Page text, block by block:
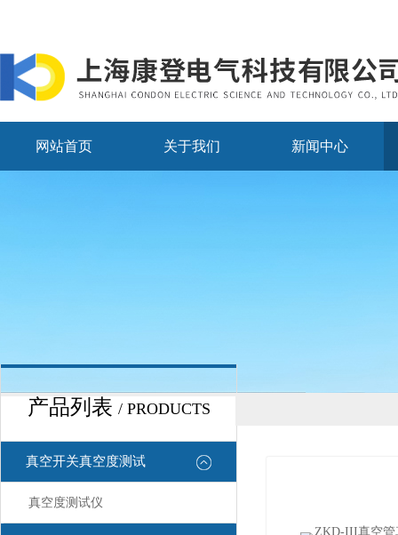
网站首页 关于我们 新闻中心
产品列表 / PRODUCTS
真空开关真空度测试
真空度测试仪